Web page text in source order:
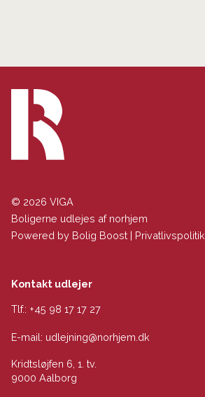
© 2026 VIGA
Boligerne udlejes af norhjem
Powered by Bolig Boost | Privatlivspolitik
Kontakt udlejer
Tlf.: +45 98 17 17 27
E-mail: udlejning@norhjem.dk
Kridtsløjfen 6, 1. tv.
9000 Aalborg